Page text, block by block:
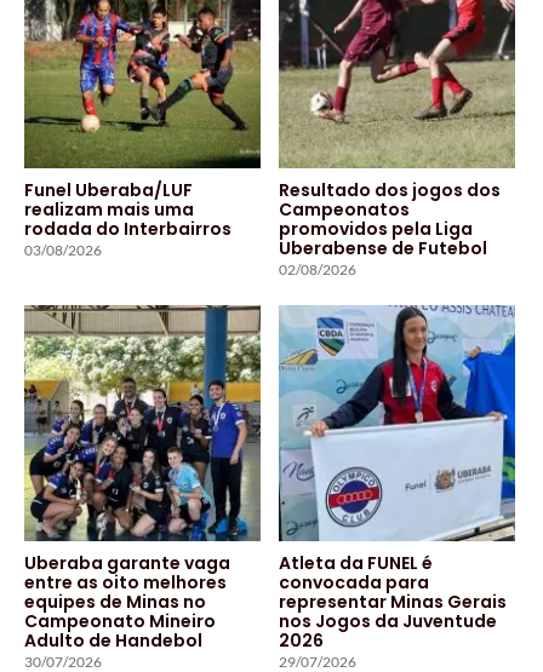
Funel Uberaba/LUF
realizam mais uma
rodada do Interbairros
03/08/2026
Resultado dos jogos dos
Campeonatos
promovidos pela Liga
Uberabense de Futebol
02/08/2026
Uberaba garante vaga
entre as oito melhores
equipes de Minas no
Campeonato Mineiro
Adulto de Handebol
30/07/2026
Atleta da FUNEL é
convocada para
representar Minas Gerais
nos Jogos da Juventude
2026
29/07/2026